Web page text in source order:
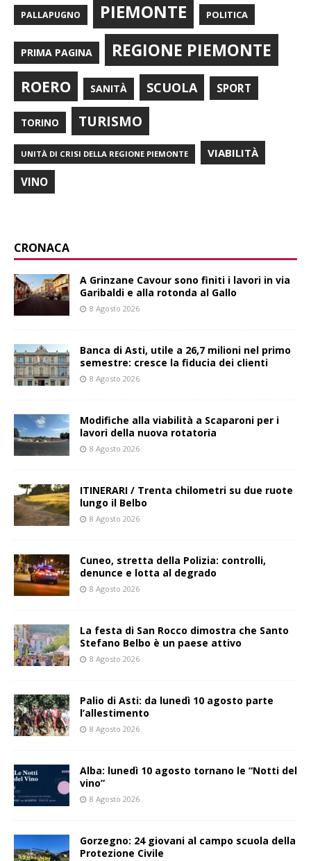
PALLAPUGNO PIEMONTE POLITICA
PRIMA PAGINA REGIONE PIEMONTE
ROERO SANITÀ SCUOLA SPORT
TORINO TURISMO
UNITÀ DI CRISI DELLA REGIONE PIEMONTE VIABILITÀ
VINO
CRONACA
A Grinzane Cavour sono finiti i lavori in via
Garibaldi e alla rotonda al Gallo
8 Agosto 2026
Banca di Asti, utile a 26,7 milioni nel primo
semestre: cresce la fiducia dei clienti
8 Agosto 2026
Modifiche alla viabilità a Scaparoni per i
lavori della nuova rotatoria
8 Agosto 2026
ITINERARI / Trenta chilometri su due ruote
lungo il Belbo
8 Agosto 2026
Cuneo, stretta della Polizia: controlli,
denunce e lotta al degrado
8 Agosto 2026
La festa di San Rocco dimostra che Santo
Stefano Belbo è un paese attivo
8 Agosto 2026
Palio di Asti: da lunedì 10 agosto parte
l’allestimento
8 Agosto 2026
Alba: lunedì 10 agosto tornano le “Notti del
vino”
8 Agosto 2026
Gorzegno: 24 giovani al campo scuola della
Protezione Civile